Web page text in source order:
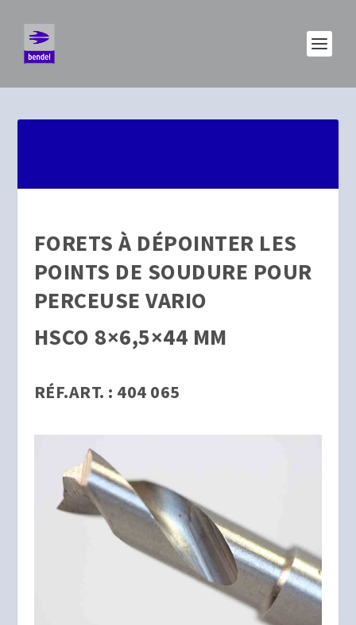
FORETS À DÉPOINTER LES
POINTS DE SOUDURE POUR
PERCEUSE VARIO
HSCO 8×6,5×44 MM
RÉF.ART. : 404 065